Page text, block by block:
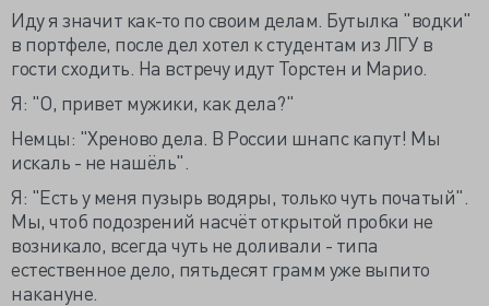
Иду я значит как-то по своим делам. Бутылка "водки"
в портфеле, после дел хотел к студентам из ЛГУ в
гости сходить. На встречу идут Торстен и Марио.
Я: "О, привет мужики, как дела?"
Немцы: "Хреново дела. В России шнапс капут! Мы
искаль - не нашёль".
Я: "Есть у меня пузырь водяры, только чуть початый".
Мы, чтоб подозрений насчёт открытой пробки не
возникало, всегда чуть не доливали - типа
естественное дело, пятьдесят грамм уже выпито
накануне.